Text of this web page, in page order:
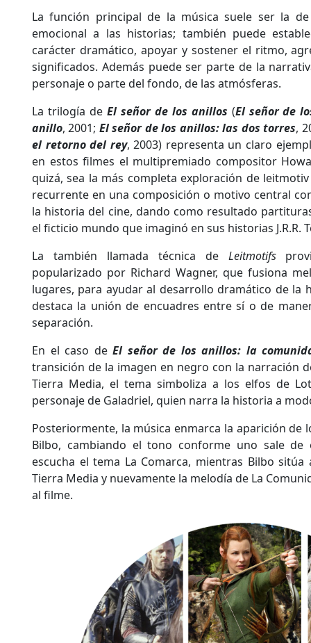
La función principal de la música suele ser la
emocional a las historias; también puede
carácter dramático, apoyar y sostener el ritmo,
significados. Además puede ser parte de la
personaje o parte del fondo, de las atmósferas.
La trilogía deEl señor de los anillos (El señor de
anillo, 2001; El señor de los anillos: las dos torres,
el retorno del rey, 2003) representa un claro
en estos filmes el multipremiado compositor
quizá, sea la más completa exploración de
recurrente en una composición o motivo central
la historia del cine, dando como resultado
el ficticio mundo que imaginó en sus historias J.R.R.
La también llamada técnica de Leitmotifs
popularizado por Richard Wagner, que fusiona
lugares, para ayudar al desarrollo dramático de la
destaca la unión de encuadres entre sí o de
separación.
En el caso deEl señor de los anillos: la
transición de la imagen en negro con la narración
Tierra Media, el tema simboliza a los elfos de
personaje de Galadriel, quien narra la historia a
Posteriormente, la música enmarca la aparición de
Bilbo, cambiando el tono conforme uno sale
escucha el tema La Comarca, mientras Bilbo
Tierra Media y nuevamente la melodía de La
al filme.